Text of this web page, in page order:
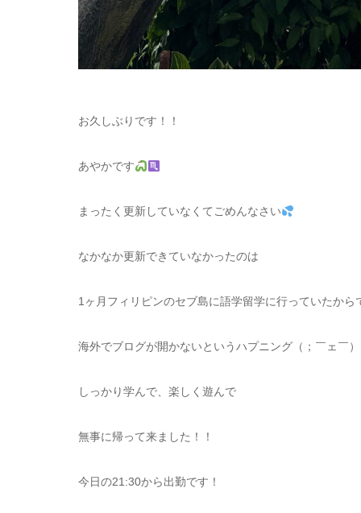
お久しぶりです！！
あやかです
まったく更新していなくてごめんなさい
なかなか更新できていなかったのは
1ヶ月フィリピンのセブ島に語学留学に行っていたから
海外でブログが開かないというハプニング（；￣ェ￣）
しっかり学んで、楽しく遊んで
無事に帰って来ました！！
今日の21:30から出勤です！